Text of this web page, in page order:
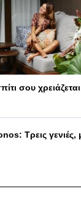
σου
Τρεις γενιές,